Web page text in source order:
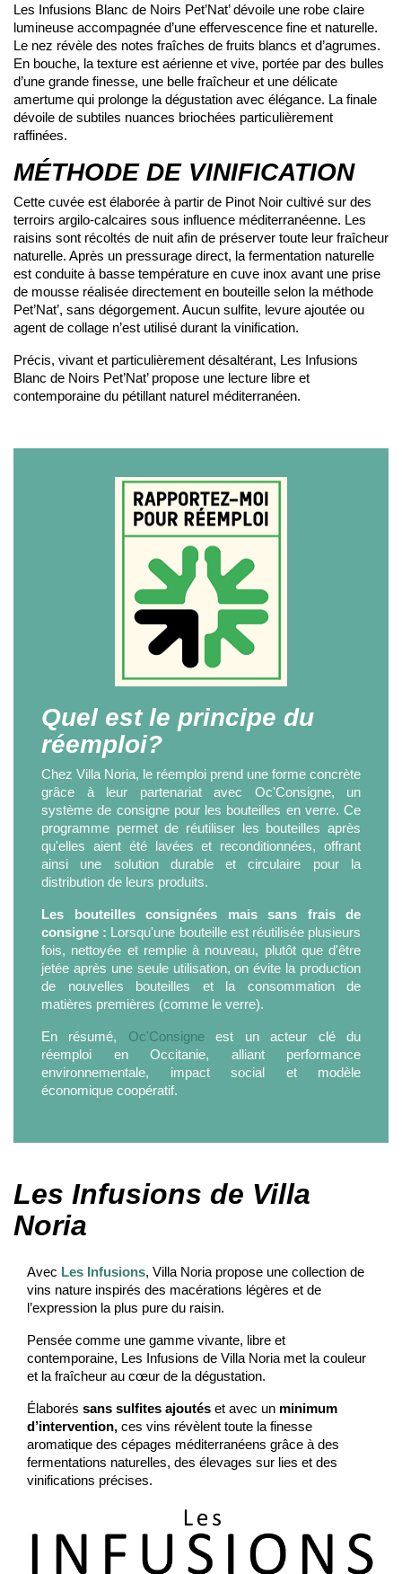
Les Infusions Blanc de Noirs Pet’Nat’ dévoile une robe claire
lumineuse accompagnée d’une effervescence fine et naturelle.
Le nez révèle des notes fraîches de fruits blancs et d’agrumes.
En bouche, la texture est aérienne et vive, portée par des bulles
d’une grande finesse, une belle fraîcheur et une délicate
amertume qui prolonge la dégustation avec élégance. La finale
dévoile de subtiles nuances briochées particulièrement
raffinées.
MÉTHODE DE VINIFICATION
Cette cuvée est élaborée à partir de Pinot Noir cultivé sur des
terroirs argilo-calcaires sous influence méditerranéenne. Les
raisins sont récoltés de nuit afin de préserver toute leur fraîcheur
naturelle. Après un pressurage direct, la fermentation naturelle
est conduite à basse température en cuve inox avant une prise
de mousse réalisée directement en bouteille selon la méthode
Pet’Nat’, sans dégorgement. Aucun sulfite, levure ajoutée ou
agent de collage n’est utilisé durant la vinification.
Précis, vivant et particulièrement désaltérant, Les Infusions
Blanc de Noirs Pet’Nat’ propose une lecture libre et
contemporaine du pétillant naturel méditerranéen.
Quel est le principe du
réemploi?
Chez Villa Noria, le réemploi prend une forme concrète
grâce à leur partenariat avec Oc'Consigne, un
système de consigne pour les bouteilles en verre. Ce
programme permet de réutiliser les bouteilles après
qu'elles aient été lavées et reconditionnées, offrant
ainsi une solution durable et circulaire pour la
distribution de leurs produits.
Les bouteilles consignées mais sans frais de
consigne : Lorsqu'une bouteille est réutilisée plusieurs
fois, nettoyée et remplie à nouveau, plutôt que d'être
jetée après une seule utilisation, on évite la production
de nouvelles bouteilles et la consommation de
matières premières (comme le verre).
En résumé, Oc'Consigneest un acteur clé du
réemploi en Occitanie, alliant performance
environnementale, impact social et modèle
économique coopératif.
Les Infusions de Villa
Noria
Avec Les Infusions, Villa Noria propose une collection de
vins nature inspirés des macérations légères et de
l’expression la plus pure du raisin.
Pensée comme une gamme vivante, libre et
contemporaine, Les Infusions de Villa Noria met la couleur
et la fraîcheur au cœur de la dégustation.
Élaborés sans sulfites ajoutés et avec un minimum
d’intervention, ces vins révèlent toute la finesse
aromatique des cépages méditerranéens grâce à des
fermentations naturelles, des élevages sur lies et des
vinifications précises.